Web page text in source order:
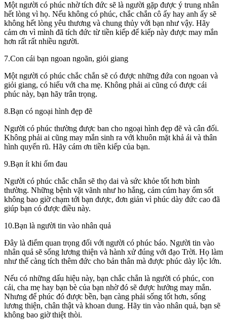
Một người có phúc nhờ tích đức sẽ là người gặp được ý trung nhân
hết lòng vì họ. Nếu không có phúc, chắc chắn cô ấy hay anh ấy sẽ
không hết lòng yêu thương và chung thủy với bạn như vậy. Hãy
cảm ơn vì mình đã tích đức từ tiền kiếp để kiếp này được may mắn
hơn rất rất nhiều người.
7.Con cái bạn ngoan ngoãn, giỏi giang
Một người có phúc chắc chắn sẽ có được những đứa con ngoan và
giỏi giang, có hiếu với cha mẹ. Không phải ai cũng có được cái
phúc này, bạn hãy trân trọng.
8.Bạn có ngoại hình đẹp đẽ
Người có phúc thường được ban cho ngoại hình đẹp đẽ và cân đối.
Không phải ai cũng may mắn sinh ra với khuôn mặt khả ái và thân
hình quyến rũ. Hãy cám ơn tiền kiếp của bạn.
9.Bạn ít khi ốm đau
Người có phúc chắc chắn sẽ thọ dai và sức khỏe tốt hơn bình
thường. Những bệnh vặt vãnh như ho hắng, cảm cúm hay ốm sốt
không bao giờ chạm tới bạn được, đơn giản vì phúc dày đức cao đã
giúp bạn có được điều này.
10.Bạn là người tin vào nhân quả
Đây là điểm quan trọng đối với người có phúc báo. Người tin vào
nhân quả sẽ sống lương thiện và hành xử đúng với đạo Trời. Họ làm
như thế càng tích thêm đức cho bản thân mà được phúc dày lộc lớn.
Nếu có những dấu hiệu này, bạn chắc chắn là người có phúc, con
cái, cha mẹ hay bạn bè của bạn nhờ đó sẽ được hưởng may mắn.
Nhưng để phúc đó được bền, bạn càng phải sống tốt hơn, sống
lương thiện, chân thật và khoan dung. Hãy tin vào nhân quả, bạn sẽ
không bao giờ thiệt thòi.